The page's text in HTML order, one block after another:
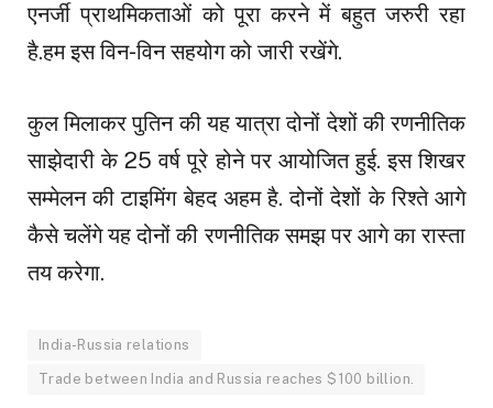
एनर्जी प्राथमिकताओं को पूरा करने में बहुत जरुरी रहा
है.हम इस विन-विन सहयोग को जारी रखेंगे.
कुल मिलाकर पुतिन की यह यात्रा दोनों देशों की रणनीतिक
साझेदारी के 25 वर्ष पूरे होने पर आयोजित हुई. इस शिखर
सम्मेलन की टाइमिंग बेहद अहम है. दोनों देशों के रिश्ते आगे
कैसे चलेंगे यह दोनों की रणनीतिक समझ पर आगे का रास्ता
तय करेगा.
India-Russia relations
Trade between India and Russia reaches $100 billion.